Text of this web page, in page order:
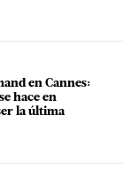
en Cannes:
hace en
la última